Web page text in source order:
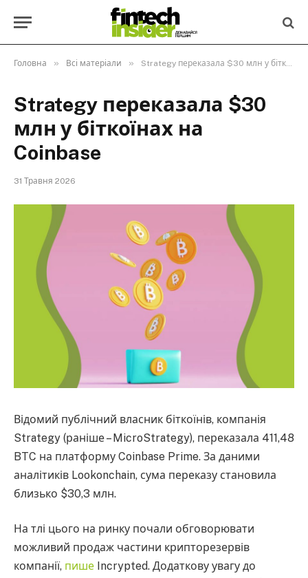
Головна » Всі матеріали » Strategy переказала $30 млн у біткоїнах на Coinbase
Strategy переказала $30
млн у біткоїнах на
Coinbase
31 Травня 2026
Відомий публічний власник біткоїнів, компанія
Strategy (раніше – MicroStrategy), переказала 411,48
BTC на платформу Coinbase Prime. За даними
аналітиків Lookonchain, сума переказу становила
близько $30,3 млн.
На тлі цього на ринку почали обговорювати
можливий продаж частини крипторезервів
компанії, пише Incrypted. Додаткову увагу до